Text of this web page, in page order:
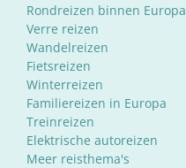
Rondreizen binnen Europa
Verre reizen
Wandelreizen
Fietsreizen
Winterreizen
Familiereizen in Europa
Treinreizen
Elektrische autoreizen
Meer reisthema's